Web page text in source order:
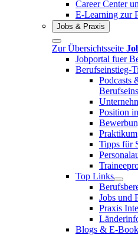
Career Center
E-Learning zur
Jobs & Praxis
Zur Übersichtsseite
Jobportal fuer
Berufseinstieg-
Podcasts
Position
Praktikum
Tipps für
Top Links
Jobs und
Praxis
Blogs & E-